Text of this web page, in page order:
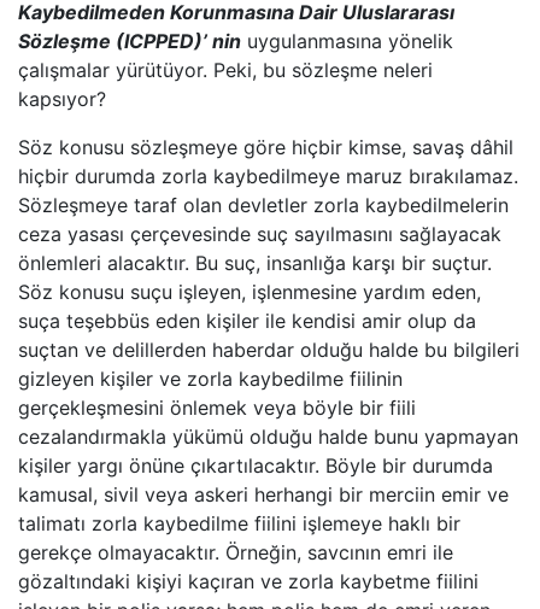
Kaybedilmeden Korunmasına Dair Uluslararası
Sözleşme (ICPPED)’ nin uygulanmasına yönelik
çalışmalar yürütüyor. Peki, bu sözleşme neleri
kapsıyor?
Söz konusu sözleşmeye göre hiçbir kimse, savaş dâhil
hiçbir durumda zorla kaybedilmeye maruz bırakılamaz.
Sözleşmeye taraf olan devletler zorla kaybedilmelerin
ceza yasası çerçevesinde suç sayılmasını sağlayacak
önlemleri alacaktır. Bu suç, insanlığa karşı bir suçtur.
Söz konusu suçu işleyen, işlenmesine yardım eden,
suça teşebbüs eden kişiler ile kendisi amir olup da
suçtan ve delillerden haberdar olduğu halde bu bilgileri
gizleyen kişiler ve zorla kaybedilme fiilinin
gerçekleşmesini önlemek veya böyle bir fiili
cezalandırmakla yükümü olduğu halde bunu yapmayan
kişiler yargı önüne çıkartılacaktır. Böyle bir durumda
kamusal, sivil veya askeri herhangi bir merciin emir ve
talimatı zorla kaybedilme fiilini işlemeye haklı bir
gerekçe olmayacaktır. Örneğin, savcının emri ile
gözaltındaki kişiyi kaçıran ve zorla kaybetme fiilini